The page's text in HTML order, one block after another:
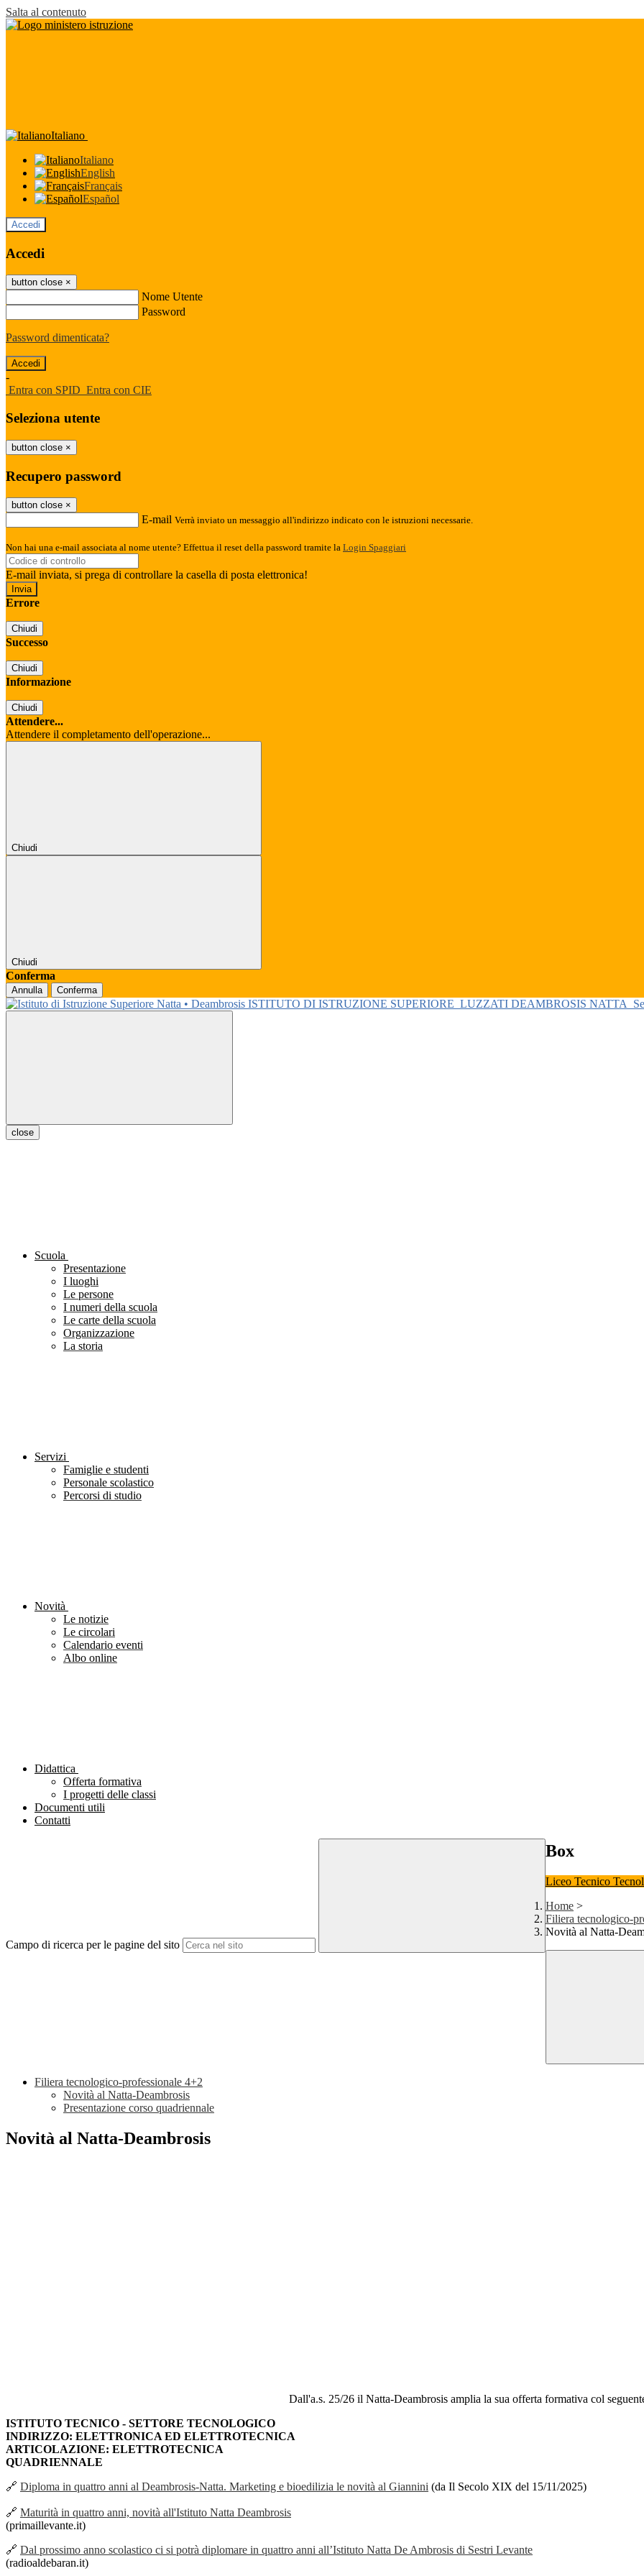
Salta al contenuto
Italiano
Italiano
English
Français
Español
Accedi
Accedi
button close ×
Nome Utente
Password
Password dimenticata?
-
Entra con SPID Entra con CIE
Seleziona utente
button close ×
Recupero password
button close ×
E-mail Verrà inviato un messaggio all'indirizzo indicato con le istruzioni necessarie.
Non hai una e-mail associata al nome utente? Effettua il reset della password tramite la Login Spaggiari
E-mail inviata, si prega di controllare la casella di posta elettronica!
Errore
Chiudi
Successo
Chiudi
Informazione
Chiudi
Attendere...
Attendere il completamento dell'operazione...
Chiudi
Chiudi
Conferma
Annulla Conferma
ISTITUTO DI ISTRUZIONE SUPERIORE LUZZATI DEAMBROSIS NATTA
close
Scuola
Presentazione
I luoghi
Le persone
I numeri della scuola
Le carte della scuola
Organizzazione
La storia
Servizi
Famiglie e studenti
Personale scolastico
Percorsi di studio
Novità
Le notizie
Le circolari
Calendario eventi
Albo online
Didattica
Offerta formativa
I progetti delle classi
Documenti utili
Contatti
Campo di ricerca per le pagine del sito
Box
Liceo Tecnico
Home >
Filiera tecnologico-
Novità al Natta-
Filiera tecnologico-professionale 4+2
Novità al Natta-Deambrosis
Presentazione corso quadriennale
Novità al Natta-Deambrosis
Dall'a.s. 25/26 il Natta-Deambrosis amplia la sua offerta formativa col
ISTITUTO TECNICO - SETTORE TECNOLOGICO
INDIRIZZO: ELETTRONICA ED ELETTROTECNICA
ARTICOLAZIONE: ELETTROTECNICA
QUADRIENNALE
🔗 Diploma in quattro anni al Deambrosis-Natta. Marketing e bioedilizia le novità al Giannini (da Il Secolo XIX del 15/11/2025)
🔗 Maturità in quattro anni, novità all'Istituto Natta Deambrosis
(primaillevante.it)
🔗 Dal prossimo anno scolastico ci si potrà diplomare in quattro anni all’Istituto Natta De Ambrosis di Sestri Levante
(radioaldebaran.it)